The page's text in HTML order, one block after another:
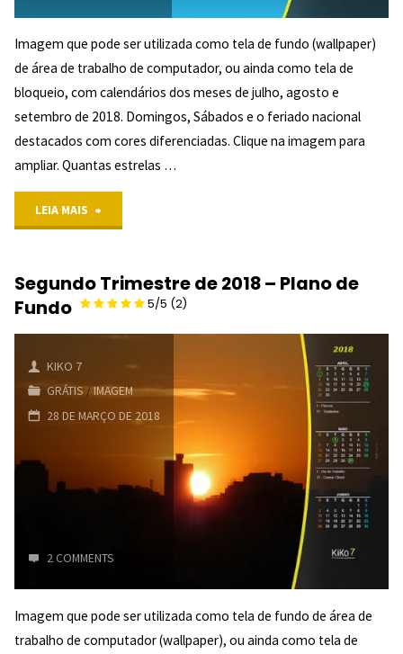
(4)
Imagem que pode ser utilizada como tela de fundo (wallpaper)
de área de trabalho de computador, ou ainda como tela de
bloqueio, com calendários dos meses de julho, agosto e
setembro de 2018. Domingos, Sábados e o feriado nacional
destacados com cores diferenciadas. Clique na imagem para
ampliar. Quantas estrelas …
LEIA MAIS
de
Tela
4.75/5
(4)
Segundo Trimestre de 2018 – Plano de
Fundo
5/5 (2)
KIKO 7
GRÁTIS /IMAGEM
28 DE MARÇO DE 2018
2 COMMENTS
Imagem que pode ser utilizada como tela de fundo de área de
trabalho de computador (wallpaper), ou ainda como tela de